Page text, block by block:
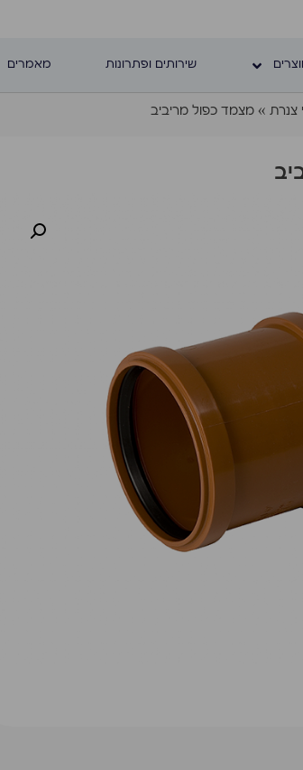
שירותים ופתרונות מאמרים
צנרת » מצמד כפול מריביב